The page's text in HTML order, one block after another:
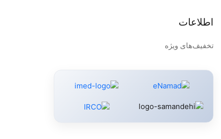
اطلاعات
تخفیف‌های ویژه